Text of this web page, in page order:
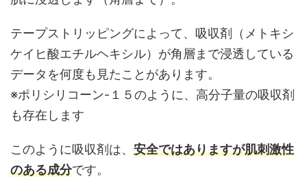
テープストリッピングによって、吸収剤（メトキシ
ケイヒ酸エチルヘキシル）が角層まで浸透している
データを何度も見たことがあります。
※ポリシリコーン-１５のように、高分子量の吸収剤
も存在します
このように吸収剤は、 安全ではありますが肌刺激性
のある成分です。